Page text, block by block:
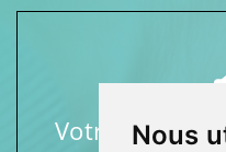
Nous
Votre soutien